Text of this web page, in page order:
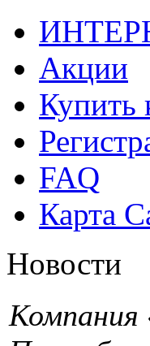
Акции
Купить
FAQ
Карта
Новости
Компания